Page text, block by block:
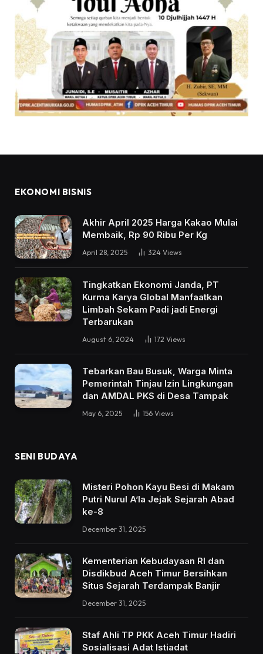
EKONOMI BISNIS
Akhir April 2025 Harga Kakao Mulai
Membaik, Rp 90 Ribu Per Kg
April 28, 2025 324 Views
Tingkatkan Ekonomi Janda, PT
Kurma Karya Global Manfaatkan
Limbah Sekam Padi jadi Energi
Terbarukan
August 6, 2024 172 Views
Tebarkan Bau Busuk, Warga Minta
Pemerintah Tinjau Izin Lingkungan
dan AMDAL PKS di Desa Tampak
May 6, 2025 156 Views
SENI BUDAYA
Misteri Pohon Kayu Besi di Makam
Putri Nurul A’la Jejak Sejarah Abad
ke-8
December 31, 2025
Kementerian Kebudayaan RI dan
Disdikbud Aceh Timur Bersihkan
Situs Sejarah Terdampak Banjir
December 31, 2025
Staf Ahli TP PKK Aceh Timur Hadiri
Sosialisasi Adat Istiadat